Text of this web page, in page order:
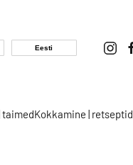
Eesti
taimedKokkamine | retseptid